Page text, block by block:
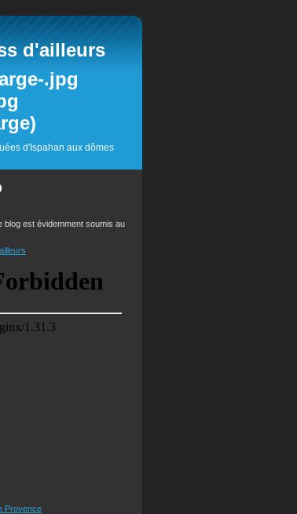
d'ailleurs
d'Ispahan aux dômes
blog est évidemment soumis au
Provence